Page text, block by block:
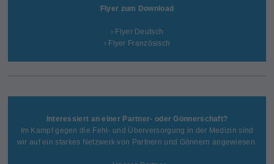
Flyer zum Download
› Flyer Deutsch
› Flyer Französisch
Interessiert an einer Partner- oder Gönnerschaft?
Im Kampf gegen die Fehl- und Überversorgung in der Medizin sind
wir auf ein starkes Netzwerk von Partnern und Gönnern angewiesen.